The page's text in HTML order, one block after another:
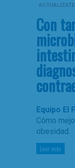
ACTUALÍZATE
Con
Equipo El
Cómo
obesidad.
Leer más